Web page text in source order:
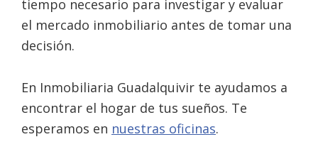
tiempo necesario para investigar y evaluar
el mercado inmobiliario antes de tomar una
decisión.
En Inmobiliaria Guadalquivir te ayudamos a
encontrar el hogar de tus sueños. Te
esperamos en nuestras oficinas.